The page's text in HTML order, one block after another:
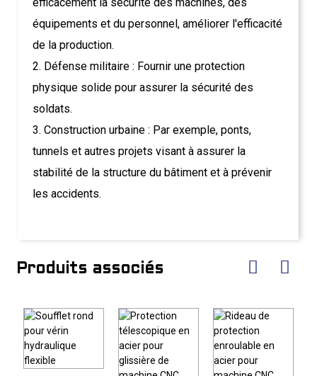
équipements et du personnel, améliorer l'efficacité
de la production.
2. Défense militaire : Fournir une protection
physique solide pour assurer la sécurité des
soldats.
3. Construction urbaine : Par exemple, ponts,
tunnels et autres projets visant à assurer la
stabilité de la structure du bâtiment et à prévenir
les accidents.
Produits associés